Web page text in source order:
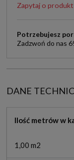
Zapytaj o produkt
Potrzebujesz
Zadzwoń do nas
DANE
Ilość metrów w
1,00 m2